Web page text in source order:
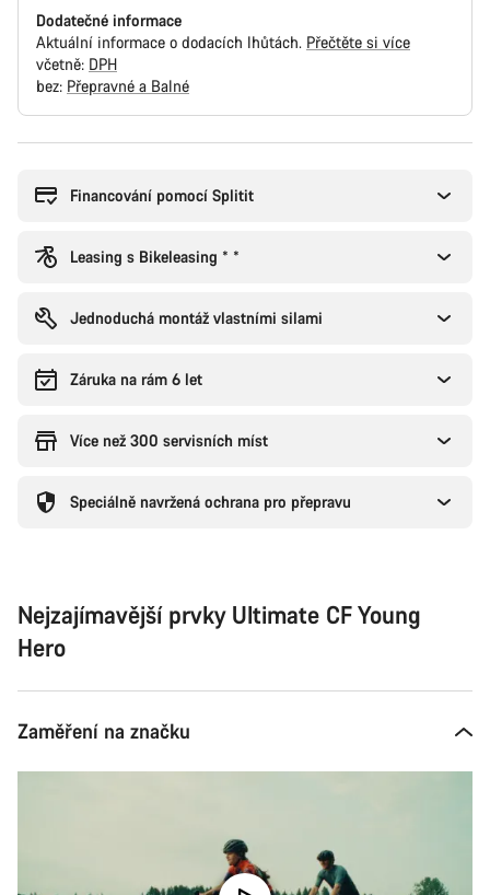
Dodatečné informace
Aktuální informace o dodacích lhůtách. Přečtěte si více
včetně: DPH
bez: Přepravné a Balné
koupi
Financování pomocí Splitit
Leasing s Bikeleasing * *
Jednoduchá montáž vlastními silami
Záruka na rám 6 let
Více než 300 servisních míst
Speciálně navržená ochrana pro přepravu
Nejzajímavější prvky Ultimate CF Young
Hero
Zaměření na značku